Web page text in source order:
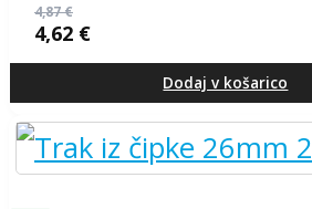
4,87€
cena
4,87 €.
4,62 €
cena
Dodaj v košarico